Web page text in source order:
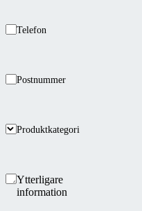
Telefon
Postnummer
Produktkategori
Ytterligare
information